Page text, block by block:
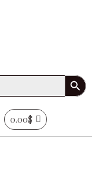
Search Button
0.00$